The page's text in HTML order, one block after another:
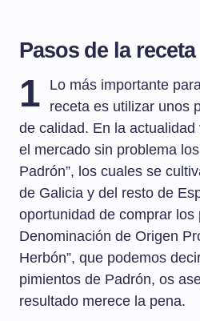
Pasos de la receta
1
Lo más importante
receta es utilizar unos
de calidad. En la
el mercado sin problema
Padrón”, los cuales se
de Galicia y del resto de
oportunidad de comprar los
Denominación de Origen
Herbón”, que podemos
pimientos de Padrón, os
resultado merece la pena.